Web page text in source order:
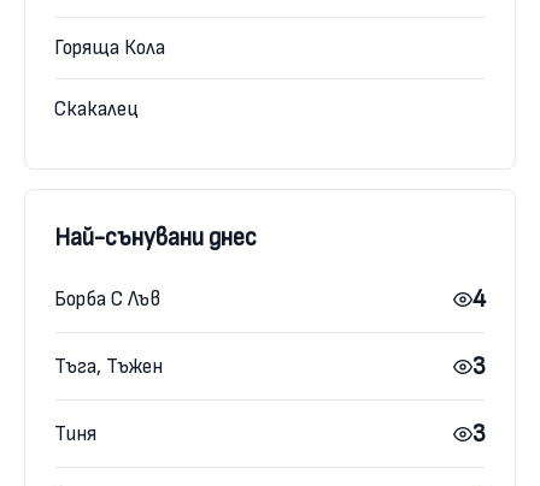
Горяща Кола
Скакалец
Най-сънувани днес
Борба С Лъв 4
Тъга, Тъжен 3
Тиня 3